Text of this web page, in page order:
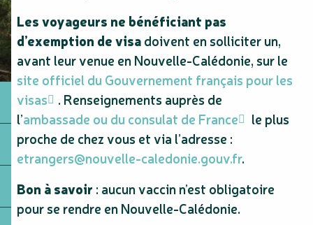
Les voyageurs ne bénéficiant pas
d’exemption de visadoivent en solliciter un,
avant leur venue en Nouvelle-Calédonie, sur le
site officiel du Gouvernement français pour les
visas
. Renseignements auprès de
l’ambassade ou du consulat de France
le plus
proche de chez vous et via l’adresse :
etrangers@nouvelle-caledonie.gouv.fr.
Bon à savoir : aucun vaccin n’est obligatoire
pour se rendre en Nouvelle-Calédonie.